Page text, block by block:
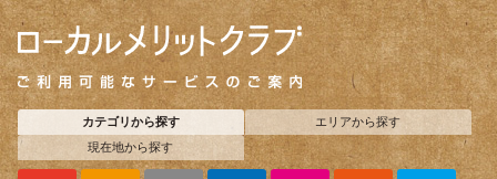
カテゴリから探す
エリアから探す
現在地から探す